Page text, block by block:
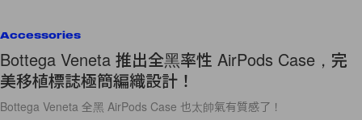
Accessories
Bottega Veneta 推出全黑率性 AirPods Case，完
美移植標誌極簡編織設計！
Bottega Veneta 全黑 AirPods Case 也太帥氣有質感了！